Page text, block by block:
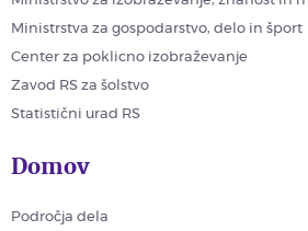
Ministrstva za gospodarstvo, delo in šport
Center za poklicno izobraževanje
Zavod RS za šolstvo
Statistični urad RS
Domov
Področja dela